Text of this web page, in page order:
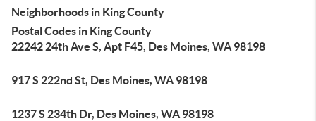
Neighborhoods in King County
Postal Codes in King County
22242 24th Ave S, Apt F45, Des Moines, WA 98198
917 S 222nd St, Des Moines, WA 98198
1237 S 234th Dr, Des Moines, WA 98198